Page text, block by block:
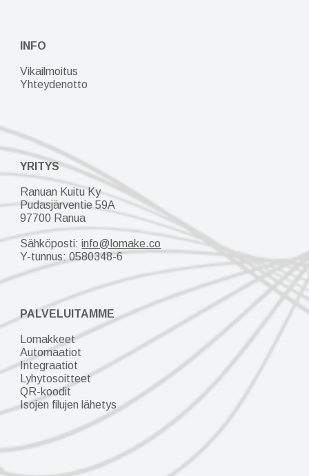
INFO
Vikailmoitus
Yhteydenotto
YRITYS
Ranuan Kuitu Ky
Pudasjärventie 59A
97700 Ranua
Sähköposti:info@lomake.co
Y-tunnus:0580348-6
PALVELUITAMME
Lomakkeet
Automaatiot
Integraatiot
Lyhytosoitteet
QR-koodit
Isojen filujen lähetys